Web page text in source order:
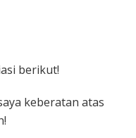
berikut!
keberatan atas